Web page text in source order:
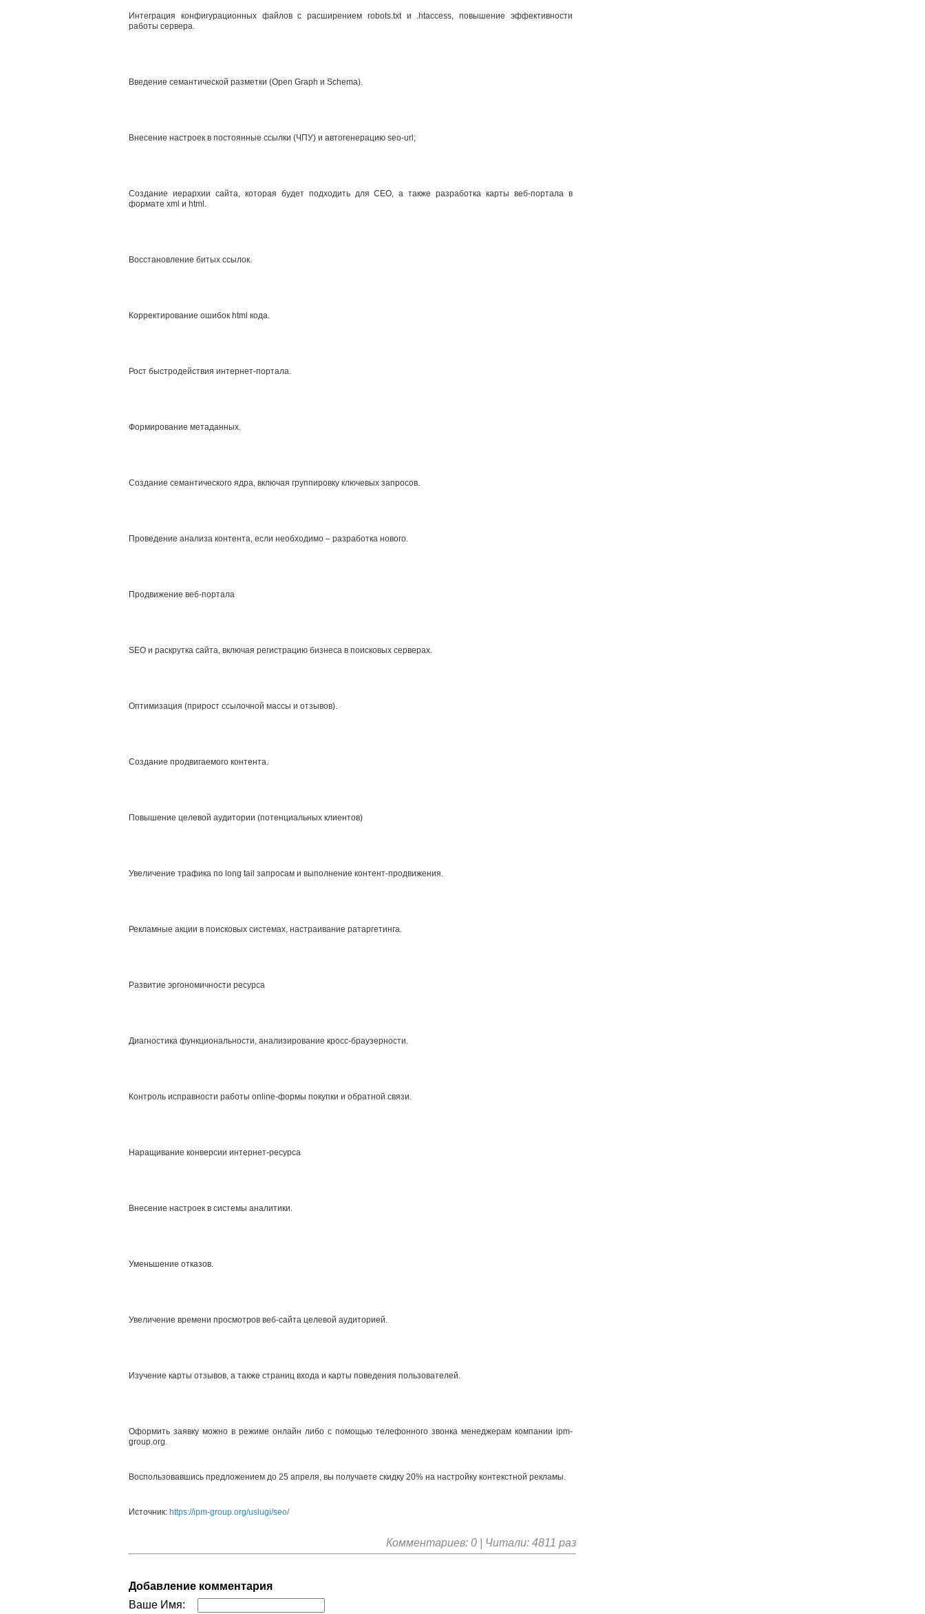
Интеграция конфигурационных файлов с расширением robots.txt и .htaccess, повышение эффективности
работы сервера.
Введение семантической разметки (Open Graph и Schema).
Внесение настроек в постоянные ссылки (ЧПУ) и автогенерацию seo-url;
Создание иерархии сайта, которая будет подходить для СЕО, а также разработка карты веб-портала в
формате xml и html.
Восстановление битых ссылок.
Корректирование ошибок html кода.
Рост быстродействия интернет-портала.
Формирование метаданных.
Создание семантического ядра, включая группировку ключевых запросов.
Проведение анализа контента, если необходимо – разработка нового.
Продвижение веб-портала
SEO и раскрутка сайта, включая регистрацию бизнеса в поисковых серверах.
Оптимизация (прирост ссылочной массы и отзывов).
Создание продвигаемого контента.
Повышение целевой аудитории (потенциальных клиентов)
Увеличение трафика по long tail запросам и выполнение контент-продвижения.
Рекламные акции в поисковых системах, настраивание ратаргетинга.
Развитие эргономичности ресурса
Диагностика функциональности, анализирование кросс-браузерности.
Контроль исправности работы online-формы покупки и обратной связи.
Наращивание конверсии интернет-ресурса
Внесение настроек в системы аналитики.
Уменьшение отказов.
Увеличение времени просмотров веб-сайта целевой аудиторией.
Изучение карты отзывов, а также страниц входа и карты поведения пользователей.
Оформить заявку можно в режиме онлайн либо с помощью телефонного звонка менеджерам компании ipm-
group.org.
Воспользовавшись предложением до 25 апреля, вы получаете скидку 20% на настройку контекстной рекламы.
Источник: https://ipm-group.org/uslugi/seo/
Комментариев: 0 | Читали: 4811 раз
Добавление комментария
Ваше Имя: